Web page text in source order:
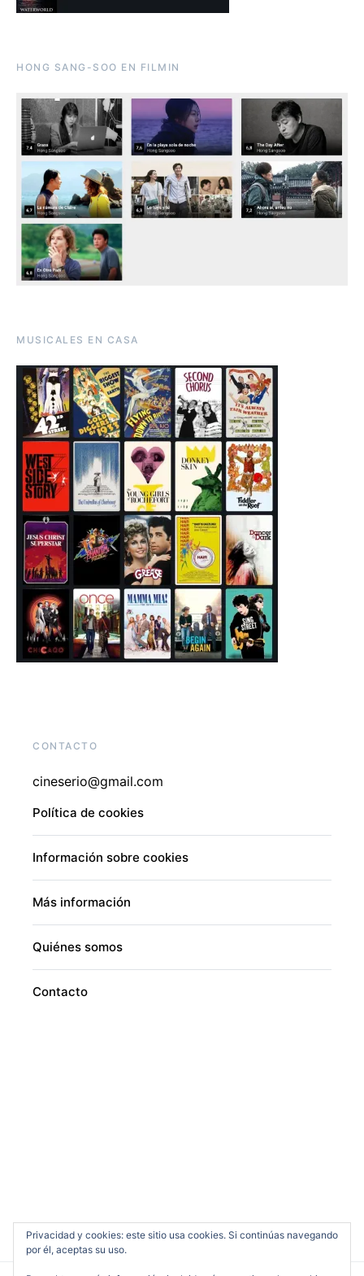
HONG SANG-SOO EN FILMIN
MUSICALES EN CASA
CONTACTO
cineserio@gmail.com
Política de cookies
Información sobre cookies
Más información
Quiénes somos
Contacto
Privacidad y cookies: este sitio usa cookies. Si continúas navegando
por él, aceptas su uso.